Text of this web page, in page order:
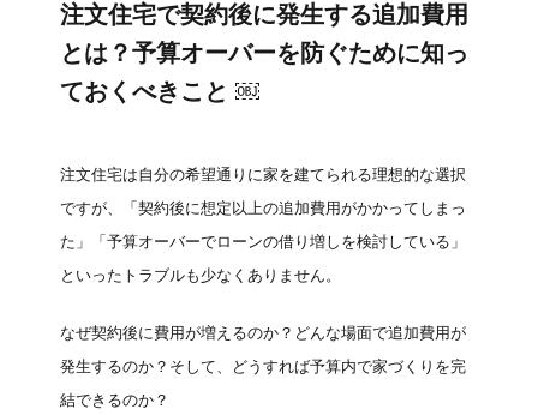
注文住宅で契約後に発生する追加費用
とは？予算オーバーを防ぐために知っ
ておくべきこと ￼
注文住宅は自分の希望通りに家を建てられる理想的な選択
ですが、「契約後に想定以上の追加費用がかかってしまっ
た」「予算オーバーでローンの借り増しを検討している」
といったトラブルも少なくありません。
なぜ契約後に費用が増えるのか？どんな場面で追加費用が
発生するのか？そして、どうすれば予算内で家づくりを完
結できるのか？